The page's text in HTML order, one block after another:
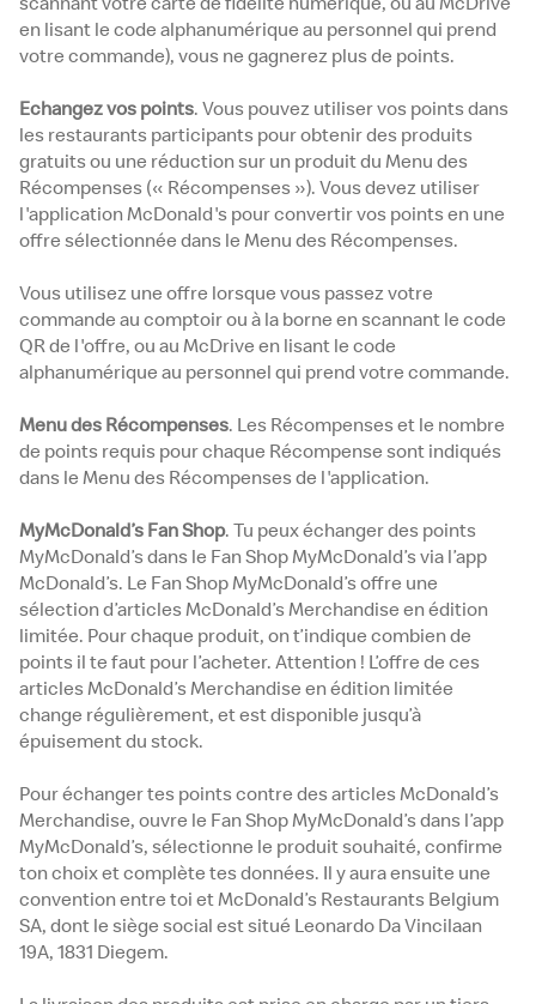
en lisant le code alphanumérique au personnel qui prend
votre commande), vous ne gagnerez plus de points.
Echangez vos points. Vous pouvez utiliser vos points dans
les restaurants participants pour obtenir des produits
gratuits ou une réduction sur un produit du Menu des
Récompenses (« Récompenses »). Vous devez utiliser
l'application McDonald's pour convertir vos points en une
offre sélectionnée dans le Menu des Récompenses.
Vous utilisez une offre lorsque vous passez votre
commande au comptoir ou à la borne en scannant le code
QR de l'offre, ou au McDrive en lisant le code
alphanumérique au personnel qui prend votre commande.
Menu des Récompenses. Les Récompenses et le nombre
de points requis pour chaque Récompense sont indiqués
dans le Menu des Récompenses de l'application.
MyMcDonald’s Fan Shop. Tu peux échanger des points
MyMcDonald’s dans le Fan Shop MyMcDonald’s via l’app
McDonald’s. Le Fan Shop MyMcDonald’s offre une
sélection d’articles McDonald’s Merchandise en édition
limitée. Pour chaque produit, on t’indique combien de
points il te faut pour l’acheter. Attention ! L’offre de ces
articles McDonald’s Merchandise en édition limitée
change régulièrement, et est disponible jusqu’à
épuisement du stock.
Pour échanger tes points contre des articles McDonald’s
Merchandise, ouvre le Fan Shop MyMcDonald’s dans l’app
MyMcDonald’s, sélectionne le produit souhaité, confirme
ton choix et complète tes données. Il y aura ensuite une
convention entre toi et McDonald’s Restaurants Belgium
SA, dont le siège social est situé Leonardo Da Vincilaan
19A, 1831 Diegem.